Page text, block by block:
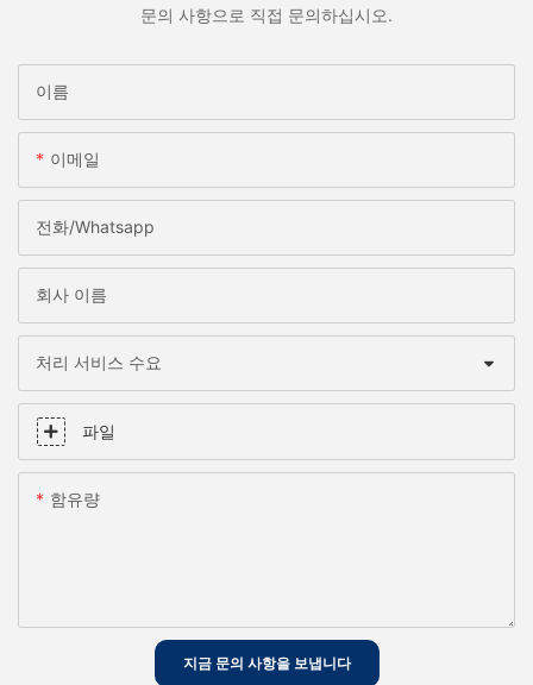
문의 사항으로 직접 문의하십시오.
이름
이메일
전화/whatsapp
회사 이름
처리 서비스 수요
파일
함유량
지금 문의 사항을 보냅니다